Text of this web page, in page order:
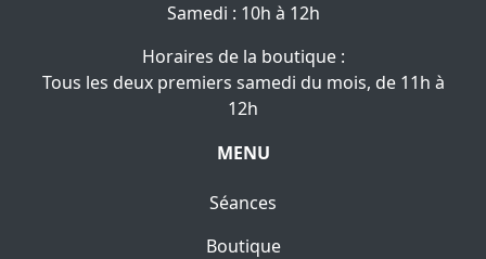
Samedi : 10h à 12h
Horaires de la boutique :
Tous les deux premiers samedi du mois, de 11h à
12h
MENU
Séances
Boutique